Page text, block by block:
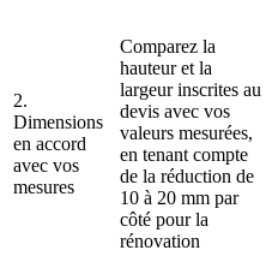
2.
Dimensions
en accord
avec vos
mesures
Comparez la
hauteur et la
largeur inscrites au
devis avec vos
valeurs mesurées,
en tenant compte
de la réduction de
10 à 20 mm par
côté pour la
rénovation